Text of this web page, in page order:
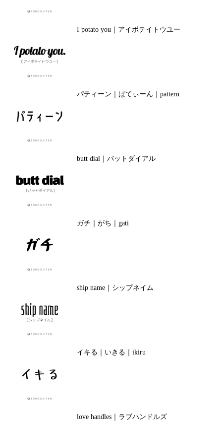
I potato you｜アイポテイトウユー
パティーン｜ぱてぃーん｜pattern
butt dial｜バットダイアル
ガチ｜がち｜gati
ship name｜シップネイム
イキる｜いきる｜ikiru
love handles｜ラブハンドルズ